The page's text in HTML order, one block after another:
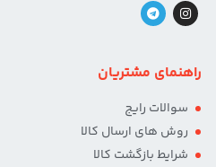
راهنمای مشتریان
سوالات رایج
روش های ارسال کالا
شرایط بازگشت کالا